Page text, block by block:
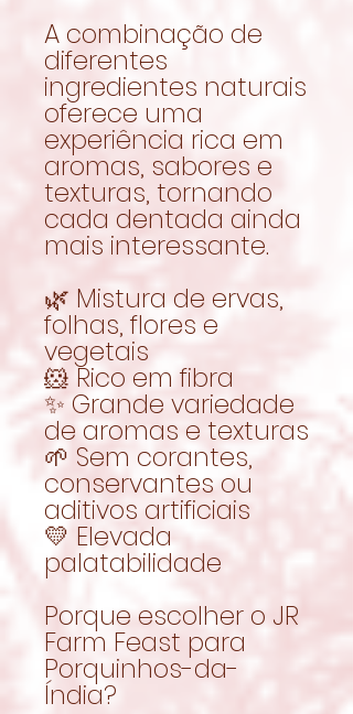
A combinação de
diferentes
ingredientes naturais
oferece uma
experiência rica em
aromas, sabores e
texturas, tornando
cada dentada ainda
mais interessante.
🌿 Mistura de ervas,
folhas, flores e
vegetais
🐹 Rico em fibra
✨ Grande variedade
de aromas e texturas
🌱 Sem corantes,
conservantes ou
aditivos artificiais
💛 Elevada
palatabilidade
Porque escolher o JR
Farm Feast para
Porquinhos-da-
Índia?